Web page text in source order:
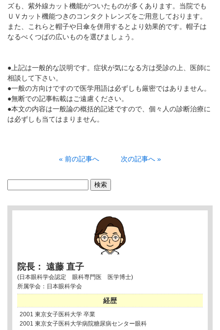
ズも、紫外線カット機能がついたものが多くあります。当院でも
ＵＶカット機能つきのコンタクトレンズをご用意しております。
また、これらと帽子や日傘を併用するとより効果的です。帽子は
なるべくつばの広いものを選びましょう。
●上記は一般的な説明です。症状が気になる方は受診の上、医師に
相談して下さい。
●一般の方向けですので医学用語は必ずしも厳密ではありません。
●無断での記事転載はご遠慮ください。
●本文の内容は一般論の概括的記述ですので、個々人の診断治療に
は必ずしも当てはまりません。
« 前の記事へ 次の記事へ »
院長： 遠藤 直子
(日本眼科学会認定 眼科専門医 医学博士)
所属学会：日本眼科学会
経歴
2001 東京女子医科大学 卒業
2001 東京女子医科大学病院糖尿病センター眼科